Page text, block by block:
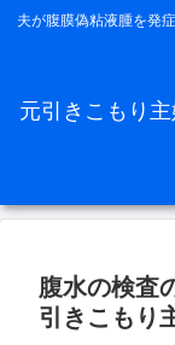
夫が腹膜偽粘液腫を発
元引きこもり
腹水の検査
引きこもり